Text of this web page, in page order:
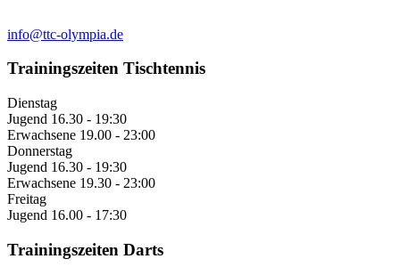
info@ttc-olympia.de
Trainingszeiten Tischtennis
Dienstag
Jugend 16.30 - 19:30
Erwachsene 19.00 - 23:00
Donnerstag
Jugend 16.30 - 19:30
Erwachsene 19.30 - 23:00
Freitag
Jugend 16.00 - 17:30
Trainingszeiten Darts